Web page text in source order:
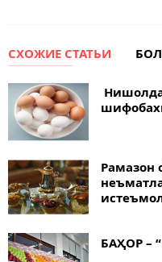
СХОЖИЕ СТАТЬИ
Рамазон
БАҲОР –